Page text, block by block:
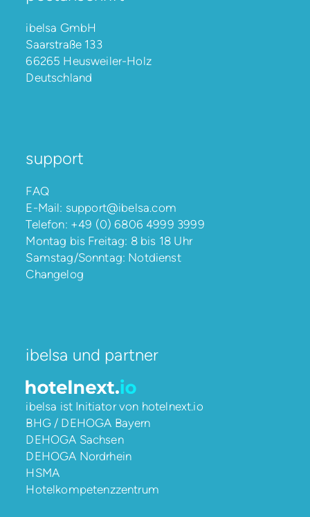
ibelsa GmbH
Saarstraße 133
66265 Heusweiler-Holz
Deutschland
support
FAQ
E-Mail: support@ibelsa.com
Telefon: +49 (0) 6806 4999 3999
Montag bis Freitag: 8 bis 18 Uhr
Samstag/Sonntag: Notdienst
Changelog
ibelsa und partner
ibelsa ist Initiator von hotelnext.io
BHG / DEHOGA Bayern
DEHOGA Sachsen
DEHOGA Nordrhein
HSMA
Hotelkompetenzzentrum